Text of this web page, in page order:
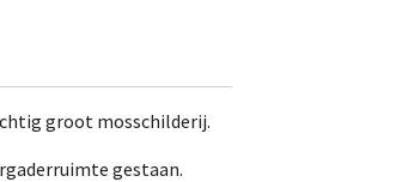
groot mosschilderij.
gestaan.